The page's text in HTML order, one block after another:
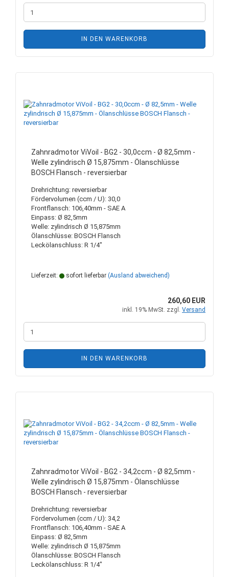
IN DEN WARENKORB
Zahnradmotor ViVoil - BG2 - 30,0ccm - Ø 82,5mm -
Welle zylindrisch Ø 15,875mm - Ölanschlüsse
BOSCH Flansch - reversierbar
Drehrichtung: reversierbar
Fördervolumen (ccm / U): 30,0
Frontflansch: 106,40mm - SAE A
Einpass: Ø 82,5mm
Welle: zylindrisch Ø 15,875mm
Ölanschlüsse: BOSCH Flansch
Leckölanschluss: R 1/4"
Lieferzeit: sofort lieferbar (Ausland abweichend)
260,60 EUR
inkl. 19% MwSt. zzgl. Versand
IN DEN WARENKORB
Zahnradmotor ViVoil - BG2 - 34,2ccm - Ø 82,5mm -
Welle zylindrisch Ø 15,875mm - Ölanschlüsse
BOSCH Flansch - reversierbar
Drehrichtung: reversierbar
Fördervolumen (ccm / U): 34,2
Frontflansch: 106,40mm - SAE A
Einpass: Ø 82,5mm
Welle: zylindrisch Ø 15,875mm
Ölanschlüsse: BOSCH Flansch
Leckölanschluss: R 1/4"